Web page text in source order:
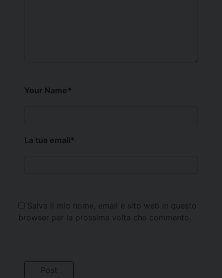
Your Name*
La tua email*
Salva il mio nome, email e sito web in questo
browser per la prossima volta che commento.